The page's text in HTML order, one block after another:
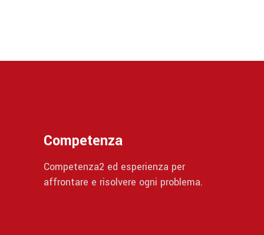
Competenza
Competenza2 ed esperienza per
affrontare e risolvere ogni problema.